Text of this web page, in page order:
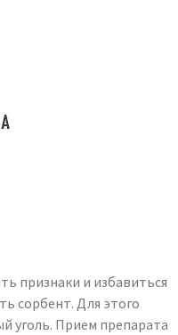
признаки и избавиться
сорбент. Для этого
уголь. Прием препарата